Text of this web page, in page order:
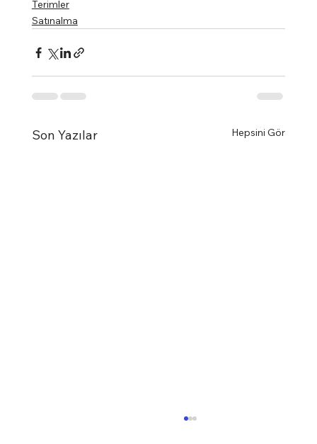
Terimler
Satınalma
Son Yazılar Hepsini Gör